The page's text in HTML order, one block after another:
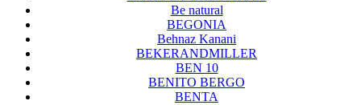
Be natural
BEGONIA
Behnaz Kanani
BEKERANDMILLER
BEN 10
BENITO BERGO
BENTA